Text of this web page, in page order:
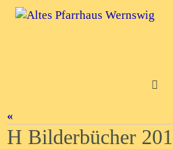
Zum
Inhalt
«
H Bilderbücher